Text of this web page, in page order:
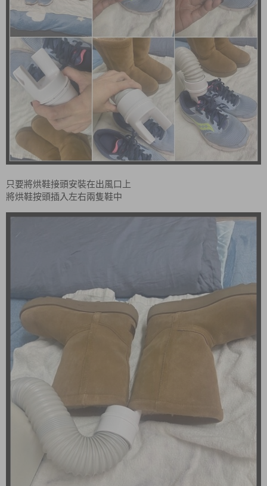
只要將烘鞋接頭安裝在出風口上
將烘鞋按頭插入左右兩隻鞋中